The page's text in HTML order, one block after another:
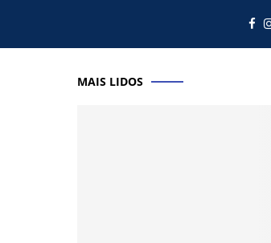
MAIS LIDOS